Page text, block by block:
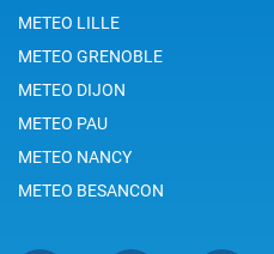
METEO LILLE
METEO GRENOBLE
METEO DIJON
METEO PAU
METEO NANCY
METEO BESANCON